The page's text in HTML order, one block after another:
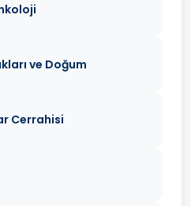
ve Doğum
Cerrahisi